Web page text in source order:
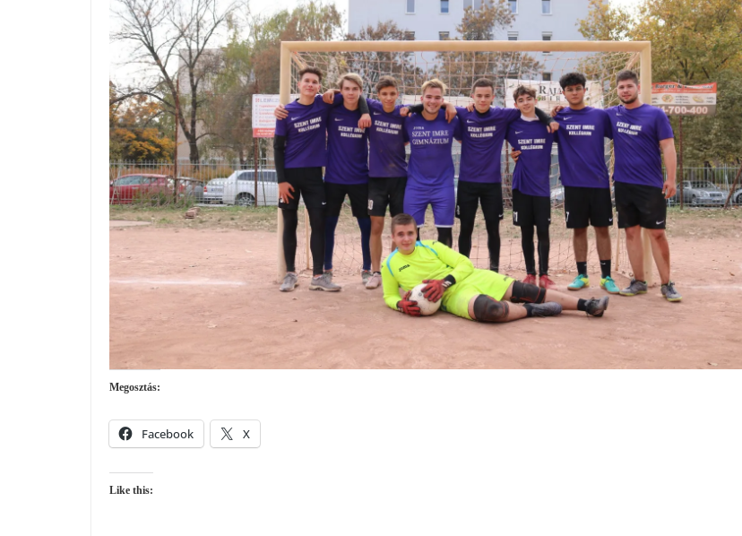
Megosztás:
Facebook X
Like this: